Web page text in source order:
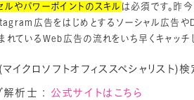
ルやパワーポイントのスキル は必須です。昨
広告をはじめとするソーシャル広告や
れているWeb広告の流れをいち早くキャッチ
イクロソフトオフィススペシャリスト)
解析士 : 公式サイトはこちら